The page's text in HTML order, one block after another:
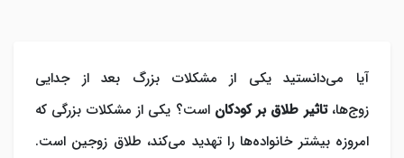
آیا می‌دانستید یکی از مشکلات بزرگ بعد از جدایی
زوج‌ها،تاثیر طلاق بر کودکان است؟ یکی از مشکلات بزرگی که
امروزه بیشتر خانواده‌ها را تهدید می‌کند، طلاق زوجین است.